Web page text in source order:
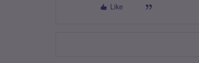
Like